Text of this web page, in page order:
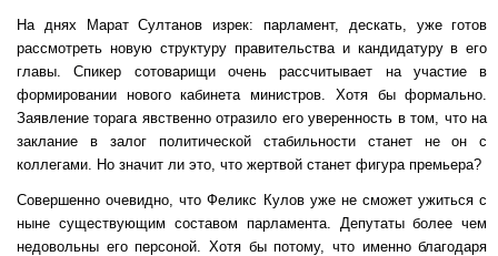
На днях Марат Султанов изрек: парламент, дескать, уже готов
рассмотреть новую структуру правительства и кандидатуру в его
главы. Спикер сотоварищи очень рассчитывает на участие в
формировании нового кабинета министров. Хотя бы формально.
Заявление торага явственно отразило его уверенность в том, что на
заклание в залог политической стабильности станет не он с
коллегами. Но значит ли это, что жертвой станет фигура премьера?
Совершенно очевидно, что Феликс Кулов уже не сможет ужиться с
ныне существующим составом парламента. Депутаты более чем
недовольны его персоной. Хотя бы потому, что именно благодаря